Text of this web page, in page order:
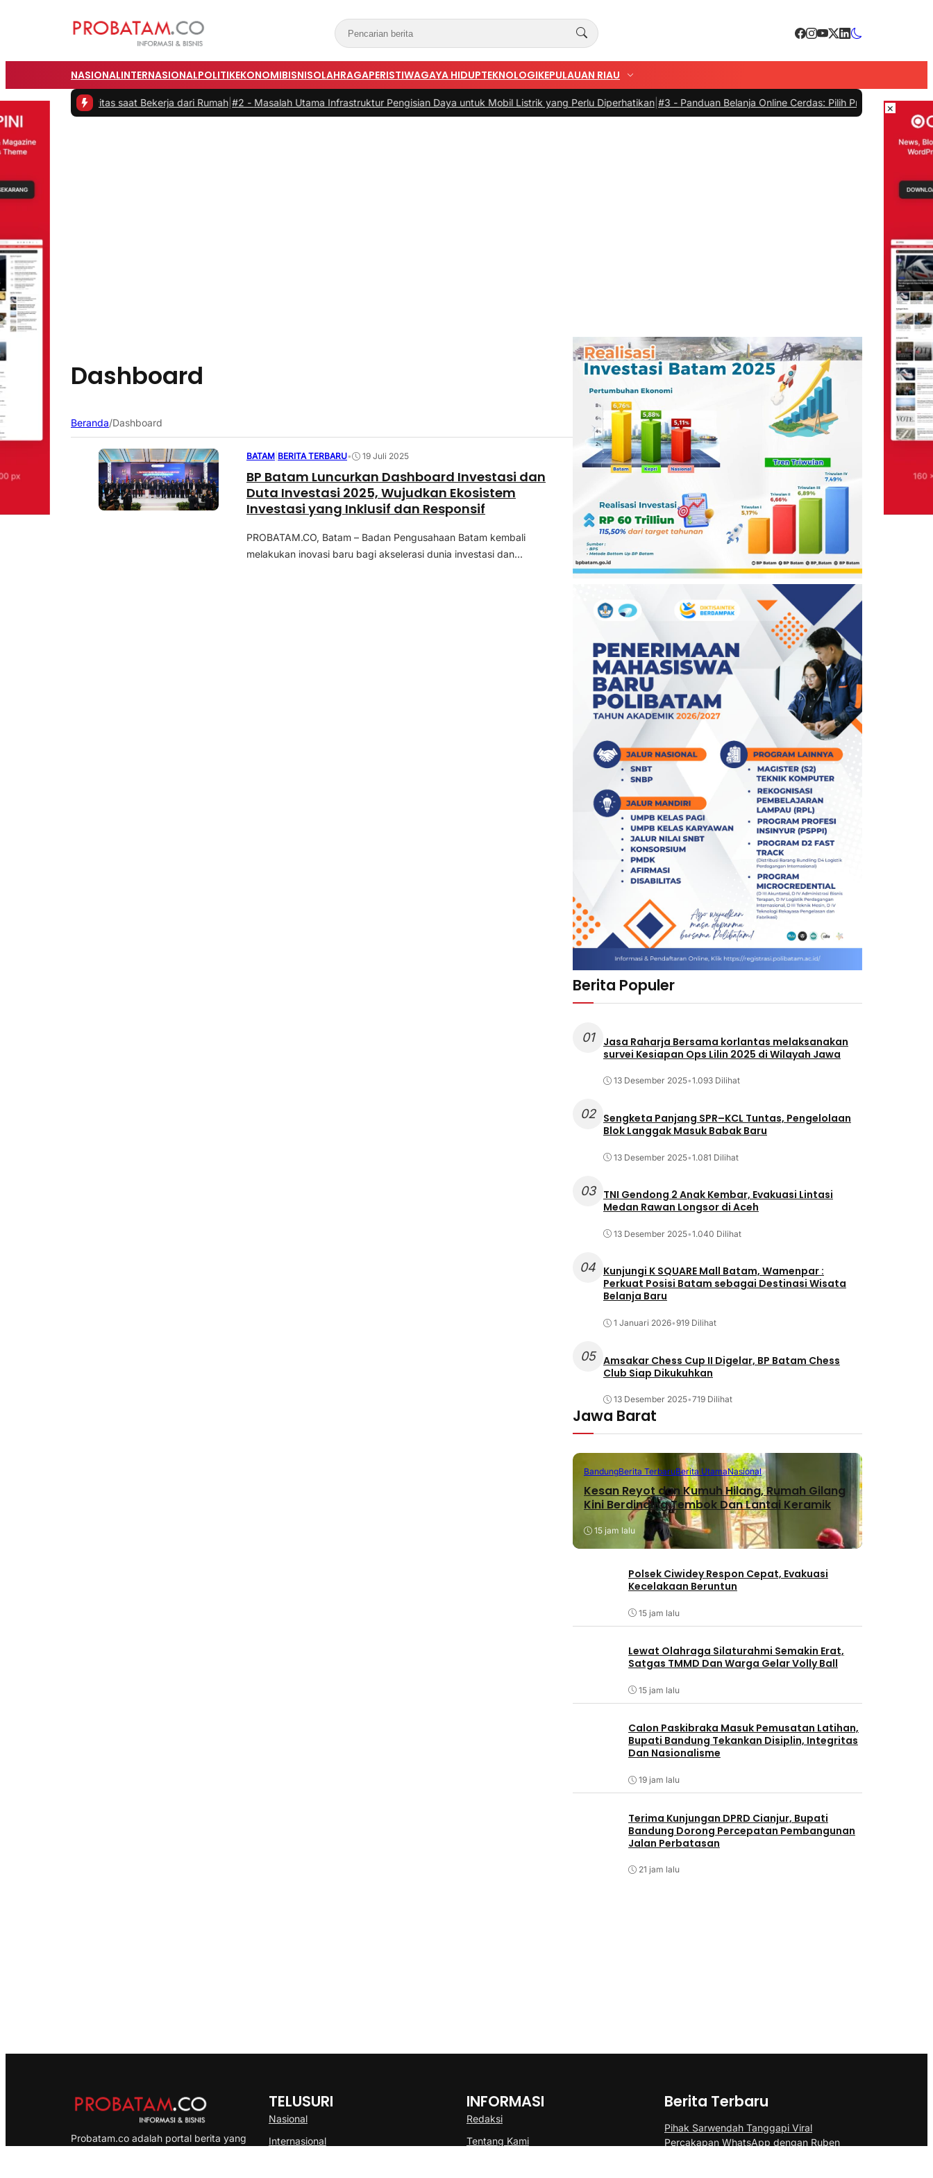
NASIONALINTERNASIONALPOLITIKEKONOMIBISNISOLAHRAGAPERISTIWAGAYA HIDUPTEKNOLOGIKEPULAUAN RIAU
saat Bekerja dari Rumah |#2 -Masalah Utama Infrastruktur Pengisian Daya untuk Mobil Listrik yang Perlu Diperhatikan|#3 -Panduan Belanja Online Cerdas: Pilih Produk dengan Bijak dan
Dashboard
Beranda/Dashboard
BATAM BERITA TERBARU• 19 Juli 2025
BP Batam Luncurkan Dashboard Investasi dan
Duta Investasi 2025, Wujudkan Ekosistem
Investasi yang Inklusif dan Responsif
PROBATAM.CO, Batam – Badan Pengusahaan Batam kembali
melakukan inovasi baru bagi akselerasi dunia investasi dan...
Berita Populer
01
Jasa Raharja Bersama korlantas melaksanakan
survei Kesiapan Ops Lilin 2025 di Wilayah Jawa
13 Desember 2025•1.093 Dilihat
02
Sengketa Panjang SPR–KCL Tuntas, Pengelolaan
Blok Langgak Masuk Babak Baru
13 Desember 2025•1.081 Dilihat
03
TNI Gendong 2 Anak Kembar, Evakuasi Lintasi
Medan Rawan Longsor di Aceh
13 Desember 2025•1.040 Dilihat
04 Kunjungi K SQUARE Mall Batam, Wamenpar :
Perkuat Posisi Batam sebagai Destinasi Wisata
Belanja Baru
1 Januari 2026•919 Dilihat
05 Amsakar Chess Cup II Digelar, BP Batam Chess
Club Siap Dikukuhkan
13 Desember 2025•719 Dilihat
Jawa Barat
BandungBerita TerbaruBerita UtamaNasional
Kesan Reyot dan Kumuh Hilang, Rumah Gilang
Kini Berdinding Tembok Dan Lantai Keramik
15 jam lalu
Polsek Ciwidey Respon Cepat, Evakuasi
Kecelakaan Beruntun
15 jam lalu
Lewat Olahraga Silaturahmi Semakin Erat,
Satgas TMMD Dan Warga Gelar Volly Ball
15 jam lalu
Calon Paskibraka Masuk Pemusatan Latihan,
Bupati Bandung Tekankan Disiplin, Integritas
Dan Nasionalisme
19 jam lalu
Terima Kunjungan DPRD Cianjur, Bupati
Bandung Dorong Percepatan Pembangunan
Jalan Perbatasan
21 jam lalu
Probatam.co adalah portal berita yang
TELUSURI
Nasional
Internasional
INFORMASI
Redaksi
Tentang Kami
Berita Terbaru
Pihak Sarwendah Tanggapi Viral
Percakapan WhatsApp dengan Ruben
×